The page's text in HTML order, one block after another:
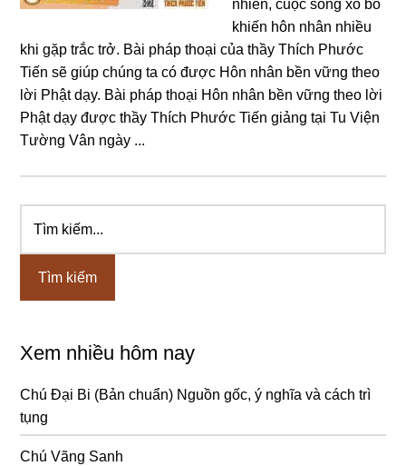
nhiên, cuộc sống xô bồ
khiến hôn nhân nhiều
khi gặp trắc trở. Bài pháp thoại của thầy Thích Phước
Tiến sẽ giúp chúng ta có được Hôn nhân bền vững theo
lời Phật dạy. Bài pháp thoại Hôn nhân bền vững theo lời
Phật dạy được thầy Thích Phước Tiến giảng tại Tu Viện
Tường Vân ngày ...
Sidebar
chính
kiếm...
Xem nhiều hôm nay
Chú Đại Bi (Bản chuẩn) Nguồn gốc, ý nghĩa và cách trì
tụng
Chú Vãng Sanh